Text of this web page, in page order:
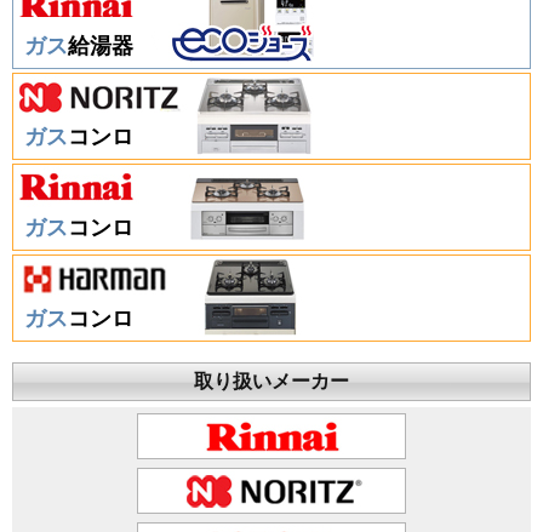
ガス給湯器
ガスコンロ
ガスコンロ
ガスコンロ
取り扱いメーカー